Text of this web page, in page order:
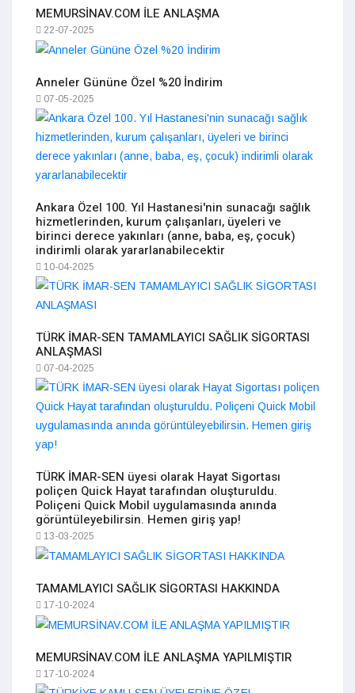
MEMURSİNAV.COM İLE ANLAŞMA
22-07-2025
Anneler Gününe Özel %20 İndirim
07-05-2025
Ankara Özel 100. Yıl Hastanesi'nin sunacağı sağlık
hizmetlerinden, kurum çalışanları, üyeleri ve
birinci derece yakınları (anne, baba, eş, çocuk)
indirimli olarak yararlanabilecektir
10-04-2025
TÜRK İMAR-SEN TAMAMLAYICI SAĞLIK SİGORTASI
ANLAŞMASI
07-04-2025
TÜRK İMAR-SEN üyesi olarak Hayat Sigortası
poliçen Quick Hayat tarafından oluşturuldu.
Poliçeni Quick Mobil uygulamasında anında
görüntüleyebilirsin. Hemen giriş yap!
13-03-2025
TAMAMLAYICI SAĞLIK SİGORTASI HAKKINDA
17-10-2024
MEMURSİNAV.COM İLE ANLAŞMA YAPILMIŞTIR
17-10-2024